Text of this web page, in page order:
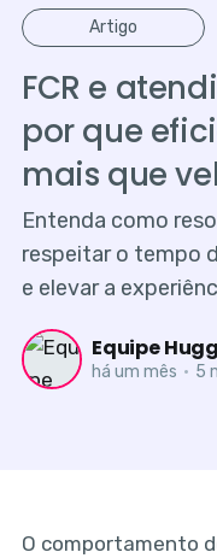
Artigo
FCR e
por que
mais que
Entenda como
respeitar o tempo
e elevar a
Equipe
há um mês • 5
O comportamento